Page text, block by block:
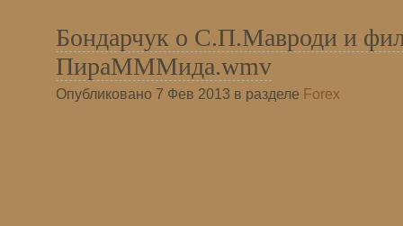
Бондарчук о С.П.Мавроди и
ПираМММида.wmv
Опубликовано 7 Фев 2013 в разделе Forex